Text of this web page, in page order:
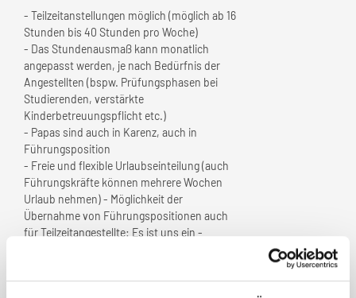
- Teilzeitanstellungen möglich (möglich ab 16
Stunden bis 40 Stunden pro Woche)
- Das Stundenausmaß kann monatlich
angepasst werden, je nach Bedürfnis der
Angestellten (bspw. Prüfungsphasen bei
Studierenden, verstärkte
Kinderbetreuungspflicht etc.)
- Papas sind auch in Karenz, auch in
Führungsposition
- Freie und flexible Urlaubseinteilung (auch
Führungskräfte können mehrere Wochen
Urlaub nehmen) - Möglichkeit der
Übernahme von Führungspositionen auch
für Teilzeitangestellte: Es ist uns ein -
Vollzeitanstellung nachkommen können,